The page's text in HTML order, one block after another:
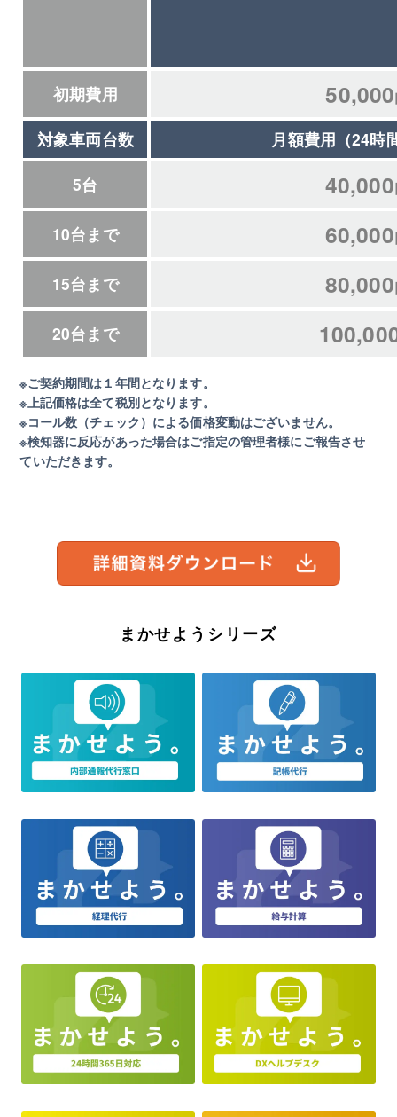
初期費用 50,000
対象車両台数 月額費用（24時
5台 40,000
10台まで 60,000
15台まで 80,000
20台まで
※ご契約期間は１年間となります。
※上記価格は全て税別となります。
※コール数（チェック）による価格変動はございません。
※検知器に反応があった場合はご指定の管理者様にご報告させ
ていただきます。
まかせようシリーズ